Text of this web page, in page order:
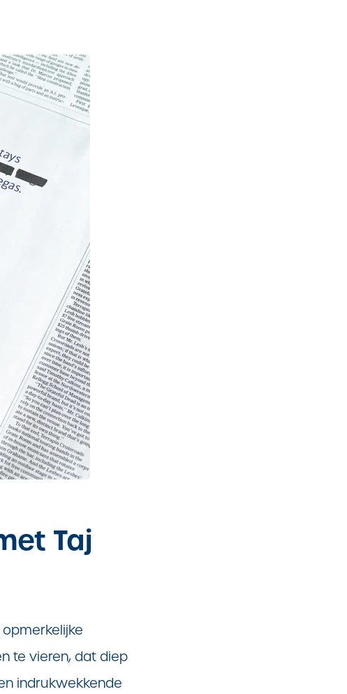
Taj
te vieren, dat diep
indrukwekkende